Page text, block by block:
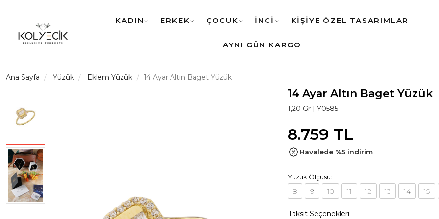
KADIN ERKEK ÇOCUK İNCİ KİŞİYE ÖZEL TASARIMLAR
AYNI GÜN KARGO
Ana Sayfa Yüzük Eklem Yüzük 14 Ayar Altın Baget Yüzük
14 Ayar Altın Baget Yüzük
1,20 Gr | Y0585
8.759 TL
Havalede %5 indirim
Yüzük Ölçüsü:
8 9 10 11 12 13 14 15
Taksit Seçenekleri